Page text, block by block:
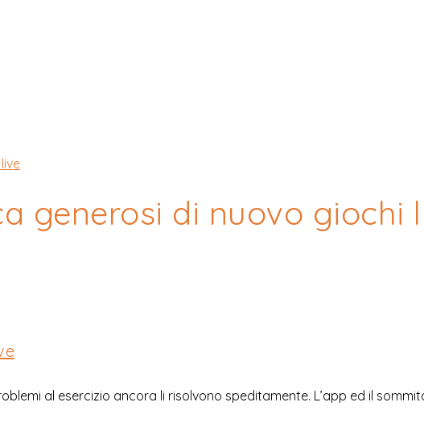
generosi di nuovo giochi
al esercizio ancora li risolvono speditamente. L’app ed il